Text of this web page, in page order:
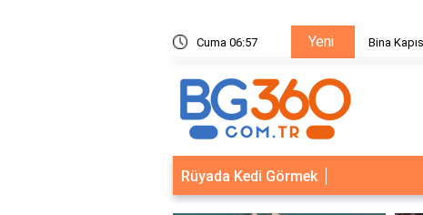
Cuma 06:57 Yeni
Sistemleri: Akıllı Kilit ve Çelik Gövde Çözümleri Bina
Rüyada Kedi Görmek